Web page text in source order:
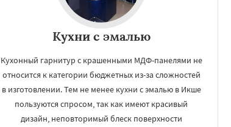
Кухни с эмалью
Кухонный гарнитур с крашенными МДФ-панелями не
относится к категории бюджетных из-за сложностей
в изготовлении. Тем не менее кухни с эмалью в Икше
пользуются спросом, так как имеют красивый
дизайн, неповторимый блеск поверхности